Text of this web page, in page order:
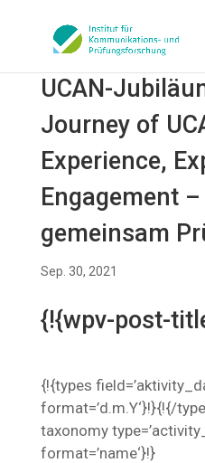
UCAN-
Journey of
Experience,
Engagement
gemeinsam
Sep. 30, 2021
{!{wpv-post-
{!{types
format=’d.m.Y‘}!}{!{/
taxonomy
format=’name‘}!}